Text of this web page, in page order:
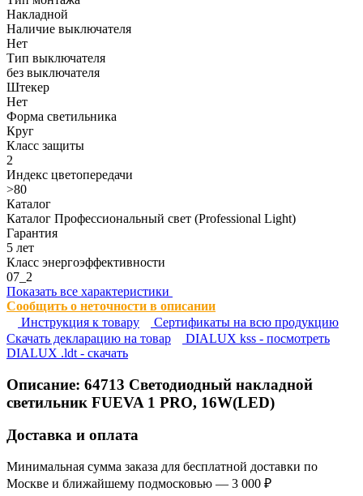
Накладной
Наличие выключателя
Нет
Тип выключателя
без выключателя
Штекер
Нет
Форма светильника
Круг
Класс защиты
2
Индекс цветопередачи
>80
Каталог
Каталог Профессиональный свет (Professional Light)
Гарантия
5 лет
Класс энергоэффективности
07_2
Показать все характеристики
Сообщить о неточности в описании
Инструкция к товару
Сертификаты на всю продукцию
Cкачать декларацию на товар
DIALUX kss - посмотреть
DIALUX .ldt - скачать
Описание: 64713 Светодиодный накладной
светильник FUEVA 1 PRO, 16W(LED)
Доставка и оплата
Минимальная сумма заказа для бесплатной доставки по
Москве и ближайшему подмосковью — 3 000 ₽